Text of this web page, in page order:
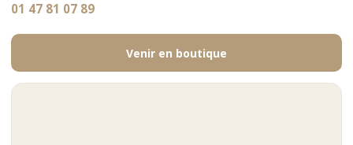
01 47 81 07 89
Venir en boutique